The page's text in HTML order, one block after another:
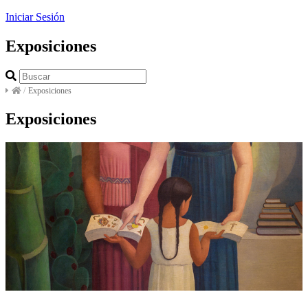
Iniciar Sesión
Exposiciones
/ Exposiciones
Exposiciones